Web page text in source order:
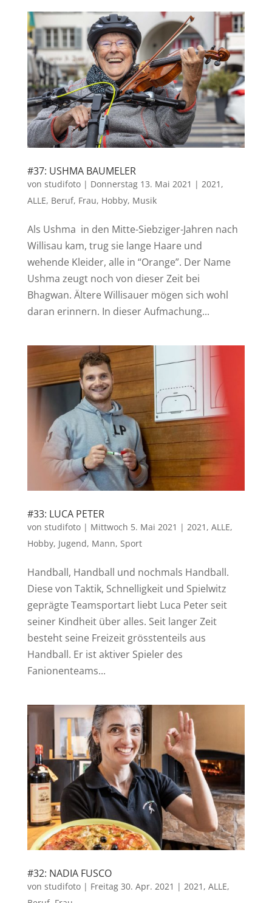
#37: USHMA BAUMELER
von studifoto| Donnerstag 13. Mai 2021 | 2021 ,
ALLE, Beruf, Frau, Hobby, Musik
Als Ushma in den Mitte-Siebziger-Jahren nach
Willisau kam, trug sie lange Haare und
wehende Kleider, alle in “Orange”. Der Name
Ushma zeugt noch von dieser Zeit bei
Bhagwan. Ältere Willisauer mögen sich wohl
daran erinnern. In dieser Aufmachung...
#33: LUCA PETER
von studifoto| Mittwoch 5. Mai 2021 | 2021 , ALLE,
Hobby, Jugend, Mann, Sport
Handball, Handball und nochmals Handball.
Diese von Taktik, Schnelligkeit und Spielwitz
geprägte Teamsportart liebt Luca Peter seit
seiner Kindheit über alles. Seit langer Zeit
besteht seine Freizeit grösstenteils aus
Handball. Er ist aktiver Spieler des
Fanionenteams...
#32: NADIA FUSCO
von studifoto| Freitag 30. Apr. 2021 | 2021 , ALLE,